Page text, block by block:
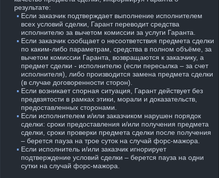
результате:
⠀ ▪︎ Если заказчик подтверждает выполнение исполнителем
всех условий сделки, Гарант переводит средства
исполнителю за вычетом комиссии за услуги Гаранта.
⠀ ▪︎ Если заказчик сообщает о несоответствия предмета сделки
по каким-либо параметрам, средства в полном объёме, за
вычетом комиссии Гаранта, возвращаются к заказчику, а
предмет сделки - исполнителю (если пересылка – за счет
исполнителя), либо производится замена предмета сделки
(в случае договоренности сторон).
⠀ ▪︎ Если возникает спорная ситуация, Гарант действует без
предвзятости в рамках этики, морали и доказательств,
предоставленных сторонами.
⠀ ▪︎ Если исполнителем и/или заказчиком нарушен порядок
сделки: сроки предоставления и/или получения предмета
сделки, сроки проверки предмета сделки после получения
– берется пауза на трое суток на случай форс-мажора.
⠀ ▪︎ Если исполнитель и/или заказчик игнорирует
подтверждение условий сделки – берется пауза на одни
сутки на случай форс-мажора.